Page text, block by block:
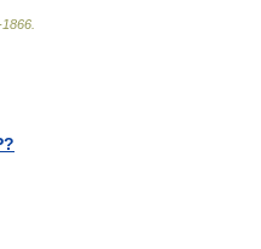
1866